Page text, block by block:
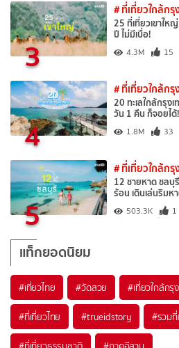
3
# ที่เที่ยวใกล้กรุ
25 ที่เที่ยวเขาให
ปี ไม่มีเบื่อ!
4.3M 15
4
# ที่เที่ยวใกล้กรุ
20 ทะเลใกล้กรุง
วัน 1 คืน ก็จอยได้!
1.8M 33
5
# ที่เที่ยวใกล้กรุ
12 ชายหาด ชลบุ
ร้อน เดินเล่นริมห
503.3K 1
แท็กยอดนิยม
#เที่ยวไทย #วัดสวย #เที่ยวใกล้กรุ
#ที่เที่ยวไทย #trueidstory #รวมที่